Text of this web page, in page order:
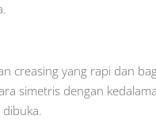
creasing yang rapi dan
simetris dengan